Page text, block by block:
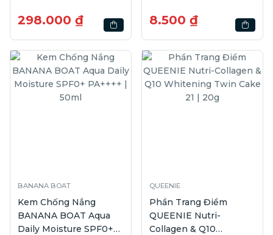
298.000 ₫ 8.500 ₫
BANANA BOAT
Kem Chống Nắng
BANANA BOAT Aqua
Daily Moisture SPF0+
QUEENIE
Phần Trang Điểm
QUEENIE Nutri-
Collagen & Q10